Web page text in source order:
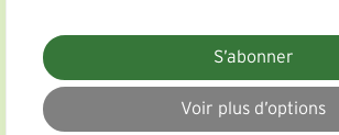
S’abonner
Voir plus d’options